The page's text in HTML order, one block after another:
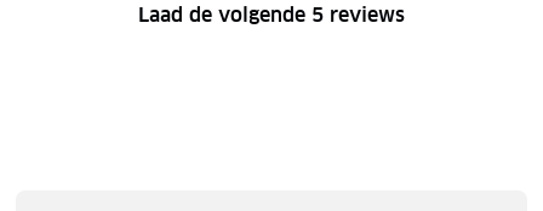
Laad de volgende 5 reviews